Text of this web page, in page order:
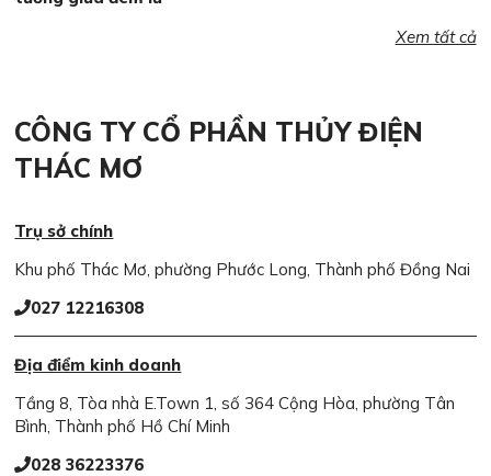
Xem tất cả
CÔNG TY CỔ PHẦN THỦY ĐIỆN
THÁC MƠ
Trụ sở chính
Khu phố Thác Mơ, phường Phước Long, Thành phố Đồng Nai
027 12216308
Địa điểm kinh doanh
Tầng 8, Tòa nhà E.Town 1, số 364 Cộng Hòa, phường Tân
Bình, Thành phố Hồ Chí Minh
028 36223376